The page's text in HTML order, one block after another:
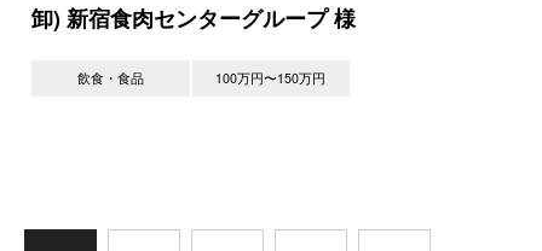
卸) 新宿食肉センターグループ 様
飲食・食品 100万円〜150万円